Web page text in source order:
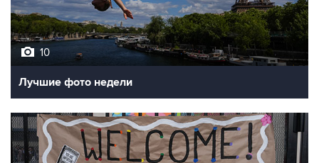
10
Лучшие фото недели